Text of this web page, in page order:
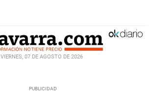
VIERNES, 07 DE AGOSTO DE 2026